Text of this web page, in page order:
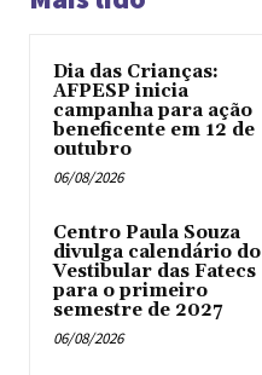
Dia das Crianças:
AFPESP inicia
campanha para ação
beneficente em 12 de
outubro
06/08/2026
Centro Paula Souza
divulga calendário do
Vestibular das Fatecs
para o primeiro
semestre de 2027
06/08/2026